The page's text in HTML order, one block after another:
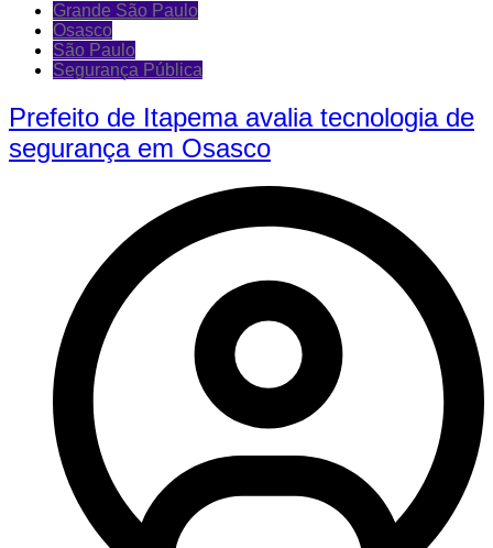
Grande São Paulo
Osasco
São Paulo
Segurança Pública
Prefeito de Itapema avalia tecnologia de
segurança em Osasco